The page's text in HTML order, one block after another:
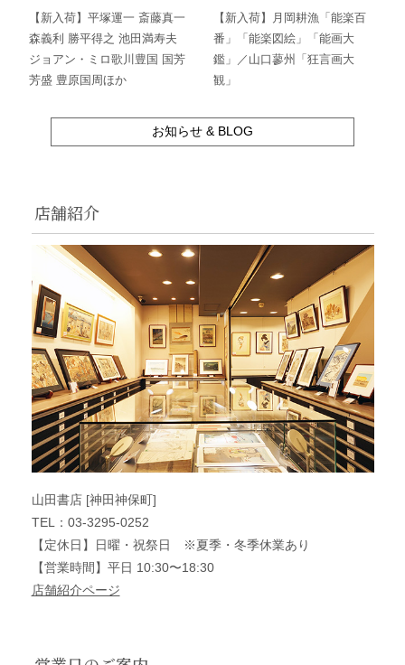
【新入荷】平塚運一 斎藤真一
森義利 勝平得之 池田満寿夫
ジョアン・ミロ歌川豊国 国芳
芳盛 豊原国周ほか
【新入荷】月岡耕漁「能楽百
番」「能楽図絵」「能画大
鑑」／山口蓼州「狂言画大
観」
お知らせ & BLOG
店舗紹介
山田書店 [神田神保町]
TEL：03-3295-0252
【定休日】日曜・祝祭日 ※夏季・冬季休業あり
【営業時間】平日 10:30〜18:30
店舗紹介ページ